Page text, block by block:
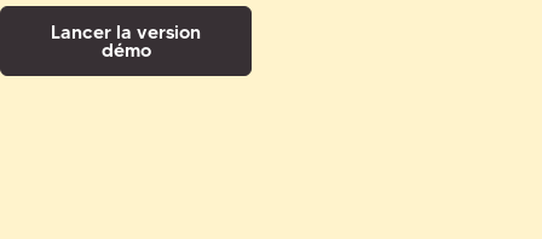
Lancer la version
démo